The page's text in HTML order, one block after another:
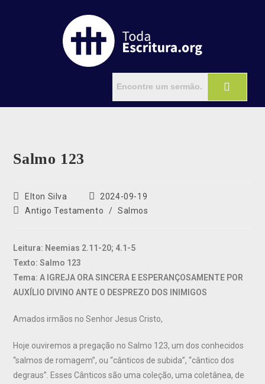
Salmo 123
Elton Silva
2024-09-19
Antigo Testamento
/ Salmos
Leitura: Neemias 2.11-20; 4.1-5
Texto: Salmo 123
Tema: A IGREJA ORA SINCERA E ESPERANÇOSAMENTE POR
AUXÍLIO DIVINO ANTE O DESPREZO DOS INIMIGOS
Amados irmãos no Senhor Jesus Cristo,
Hoje ouviremos a pregação no Salmo 123, um dos conhecidos
“salmos de romagem”, ou “cânticos de subida”, “cântico dos
degraus”. Esses Cânticos são uma coleção, uma coletânea, de